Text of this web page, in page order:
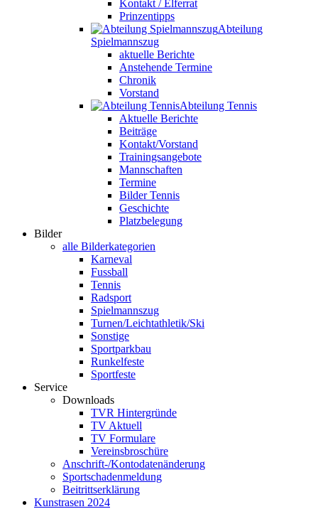
Kontakt / Elferrat
Prinzentipps
Abteilung
Spielmannszug
aktuelle Berichte
Anstehende Termine
Chronik
Vorstand
Abteilung Tennis
Aktuelle Berichte
Beiträge
Kontakt/Vorstand
Trainingsangebote
Mannschaften
Termine
Bilder Tennis
Geschichte
Platzbelegung
Bilder
alle Bilderkategorien
Karneval
Fussball
Tennis
Radsport
Spielmannszug
Turnen/Leichtathletik/Ski
Sonstige
Sportparkbau
Runkelfeste
Sportfeste
Service
Downloads
TVR Hintergründe
TV Aktuell
TV Formulare
Vereinsbroschüre
Anschrift-/Kontodatenänderung
Sportschadenmeldung
Beitrittserklärung
Kunstrasen 2024